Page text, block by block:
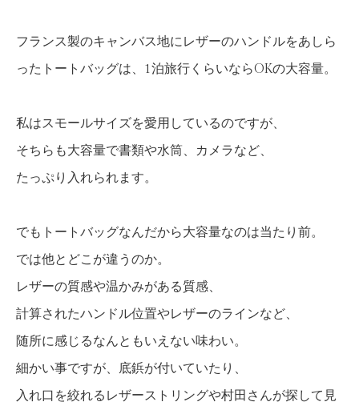
フランス製のキャンバス地にレザーのハンドルをあしら
ったトートバッグは、1泊旅行くらいならOKの大容量。
私はスモールサイズを愛用しているのですが、
そちらも大容量で書類や水筒、カメラなど、
たっぷり入れられます。
でもトートバッグなんだから大容量なのは当たり前。
では他とどこが違うのか。
レザーの質感や温かみがある質感、
計算されたハンドル位置やレザーのラインなど、
随所に感じるなんともいえない味わい。
細かい事ですが、底鋲が付いていたり、
入れ口を絞れるレザーストリングや村田さんが探して見